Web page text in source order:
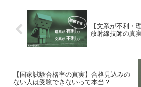
【文系が不利・
放射線技師の真
【国家試験合格率の真実】合格見込みの
ない人は受験できないって本当？